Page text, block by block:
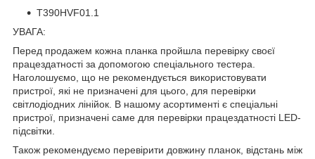
T390HVF01.1
УВАГА:
Перед продажем кожна планка пройшла перевірку своєї
працездатності за допомогою спеціального тестера.
Наголошуємо, що не рекомендується використовувати
пристрої, які не призначені для цього, для перевірки
світлодіодних лінійок. В нашому асортименті є спеціальні
пристрої, призначені саме для перевірки працездатності LED-
підсвітки.
Також рекомендуємо перевірити довжину планок, відстань між